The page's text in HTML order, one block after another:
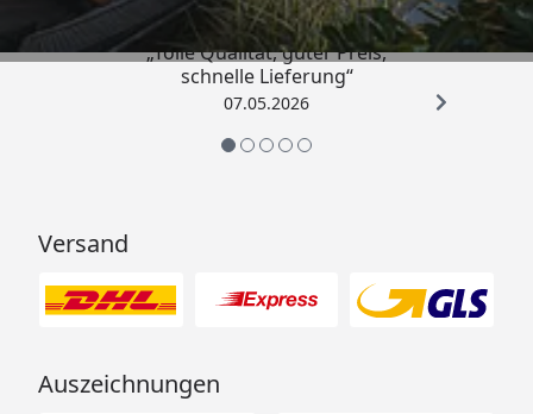
„Tolle Qualität, guter Preis,
schnelle Lieferung“
07.05.2026
Versand
Auszeichnungen